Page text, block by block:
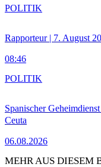
Rapporteur | 7. August
08:46
POLITIK
Spanischer
Ceuta
06.08.2026
POLITIK
MEHR AUS DIESEM